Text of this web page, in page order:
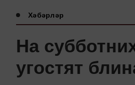
Хәбәрләр
На
угостят